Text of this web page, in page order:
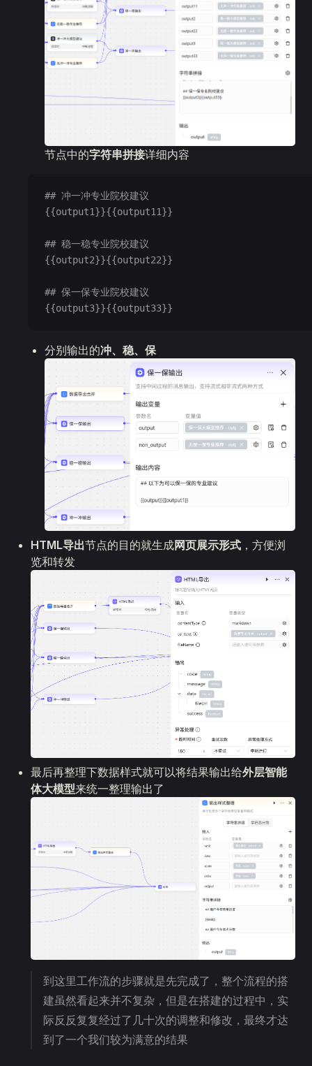
节点中的字符串拼接详细内容
## 冲一冲专业院校建议
{{output1}}{{output11}}
## 稳一稳专业院校建议
{{output2}}{{output22}}
## 保一保专业院校建议
{{output3}}{{output33}}
分别输出的冲、稳、保
HTML导出节点的目的就生成网页展示形式 ，方便浏
览和转发
最后再整理下数据样式就可以将结果输出给外层智能
体大模型来统一整理输出了
到这里工作流的步骤就是先完成了，整个流程的搭
建虽然看起来并不复杂，但是在搭建的过程中，实
际反反复复经过了几十次的调整和修改，最终才达
到了一个我们较为满意的结果